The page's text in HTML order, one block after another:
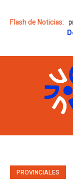
Flash de Noticias:
sobre proyectos
PROVINCIALES